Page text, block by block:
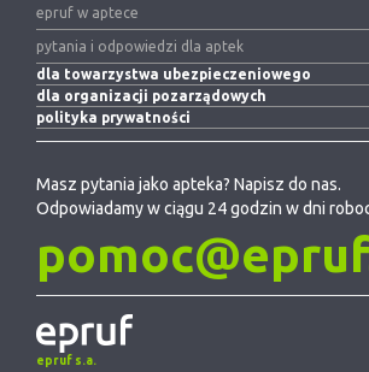
epruf w aptece
pytania i odpowiedzi dla aptek
dla towarzystwa ubezpieczeniowego
dla organizacji pozarządowych
polityka prywatności
Masz pytania jako apteka? Napisz do nas.
Odpowiadamy w ciągu 24 godzin w dni
epruf s.a.